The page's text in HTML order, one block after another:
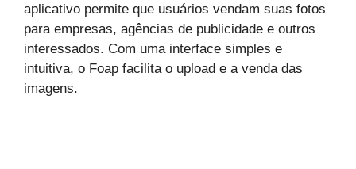
aplicativo permite que usuários vendam suas fotos
para empresas, agências de publicidade e outros
interessados. Com uma interface simples e
intuitiva, o Foap facilita o upload e a venda das
imagens.